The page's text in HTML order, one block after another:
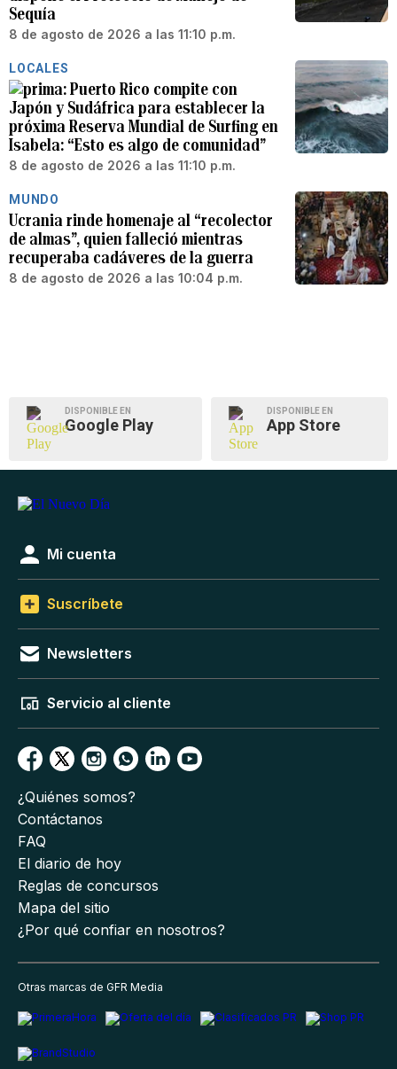
Sequía
8 de agosto de 2026 a las 11:10 p.m.
LOCALES
Puerto Rico compite con
Japón y Sudáfrica para establecer la
próxima Reserva Mundial de Surfing en
Isabela: “Esto es algo de comunidad”
8 de agosto de 2026 a las 11:10 p.m.
MUNDO
Ucrania rinde homenaje al “recolector
de almas”, quien falleció mientras
recuperaba cadáveres de la guerra
8 de agosto de 2026 a las 10:04 p.m.
DISPONIBLE EN
Google Play
DISPONIBLE EN
App Store
Mi cuenta
Suscríbete
Newsletters
Servicio al cliente
¿Quiénes somos?
Contáctanos
FAQ
El diario de hoy
Reglas de concursos
Mapa del sitio
¿Por qué confiar en nosotros?
Otras marcas de GFR Media